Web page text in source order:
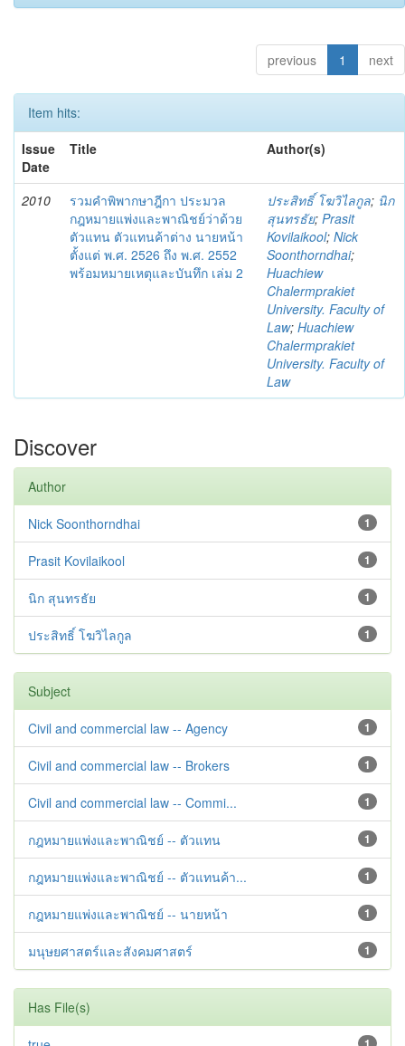
previous 1 next
Item hits:
Issue
Date
Title Author(s)
2010
รวมคำพิพากษาฎีกา ประมวล
กฎหมายแพ่งและพาณิชย์ว่าด้วย
ตัวแทน ตัวแทนค้าต่าง นายหน้า
ตั้งแต่ พ.ศ. 2526 ถึง พ.ศ. 2552
พร้อมหมายเหตุและบันทึก เล่ม 2
ประสิทธิ์ โฆวิไลกูล; นิก
สุนทรธัย; Prasit
Kovilaikool; Nick
Soonthorndhai;
Huachiew
Chalermprakiet
University. Faculty of
Law; Huachiew
Chalermprakiet
University. Faculty of
Law
Discover
Author
1
Nick Soonthorndhai
1
Prasit Kovilaikool
1
นิก สุนทรธัย
1
ประสิทธิ์ โฆวิไลกูล
Subject
1
Civil and commercial law -- Agency
1
Civil and commercial law -- Brokers
1
Civil and commercial law -- Commi...
1
กฎหมายแพ่งและพาณิชย์ -- ตัวแทน
1
กฎหมายแพ่งและพาณิชย์ -- ตัวแทนค้า...
1
กฎหมายแพ่งและพาณิชย์ -- นายหน้า
1
มนุษยศาสตร์และสังคมศาสตร์
Has File(s)